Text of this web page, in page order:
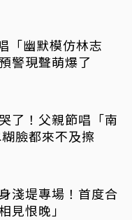
「幽默模仿林志
警現聲萌爆了
了！父親節唱「南
臉都來不及擦
淺堤專場！首度合
見恨晚」